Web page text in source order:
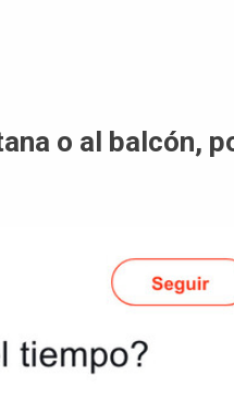
o al balcón,